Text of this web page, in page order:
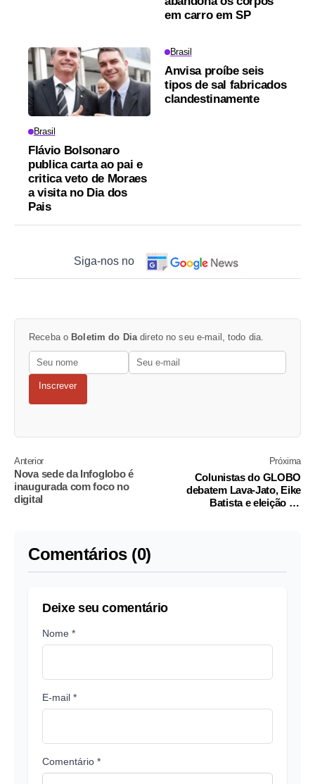
em carro em SP
Brasil
Flávio Bolsonaro
publica carta ao pai e
critica veto de Moraes
a visita no Dia dos
Pais
Brasil
Anvisa proíbe seis
tipos de sal fabricados
clandestinamente
Siga-nos no
Receba o Boletim do Dia direto no seu e-mail, todo dia.
Inscrever
Anterior
Nova sede da Infoglobo é
inaugurada com foco no
digital
Próxima
Colunistas do GLOBO
debatem Lava-Jato, Eike
Batista e eleição no
Comentários (0)
Deixe seu comentário
Nome *
E-mail *
Comentário *